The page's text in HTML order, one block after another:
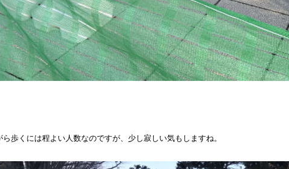
歩くには程よい人数なのですが、少し寂しい気もしますね。